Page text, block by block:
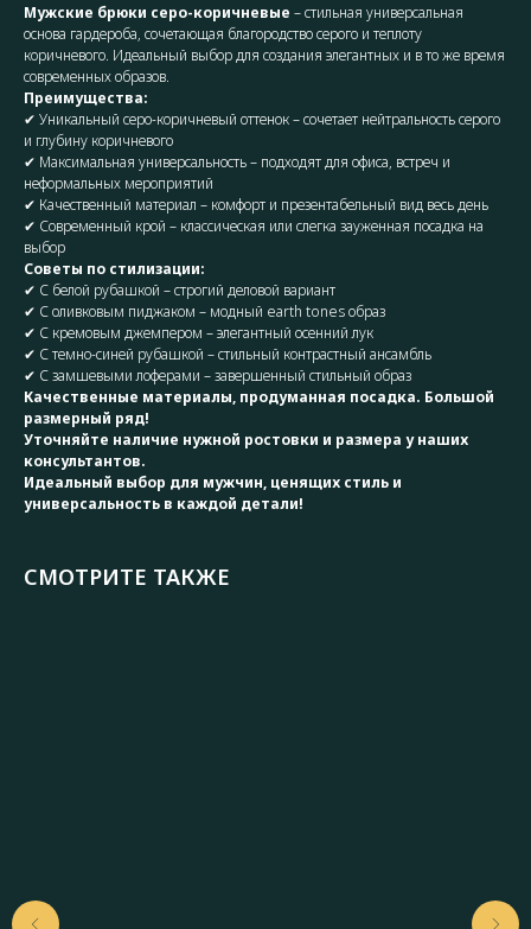
Мужские брюки серо-коричневые – стильная универсальная
основа гардероба, сочетающая благородство серого и теплоту
коричневого. Идеальный выбор для создания элегантных и в то же время
современных образов.
Преимущества:
✔ Уникальный серо-коричневый оттенок – сочетает нейтральность серого
и глубину коричневого
✔ Максимальная универсальность – подходят для офиса, встреч и
неформальных мероприятий
✔ Качественный материал – комфорт и презентабельный вид весь день
✔ Современный крой – классическая или слегка зауженная посадка на
выбор
Советы по стилизации:
✔ С белой рубашкой – строгий деловой вариант
✔ С оливковым пиджаком – модный earth tones образ
✔ С кремовым джемпером – элегантный осенний лук
✔ С темно-синей рубашкой – стильный контрастный ансамбль
✔ С замшевыми лоферами – завершенный стильный образ
Качественные материалы, продуманная посадка. Большой
размерный ряд!
Уточняйте наличие нужной ростовки и размера у наших
консультантов.
Идеальный выбор для мужчин, ценящих стиль и
универсальность в каждой детали!
СМОТРИТЕ ТАКЖЕ